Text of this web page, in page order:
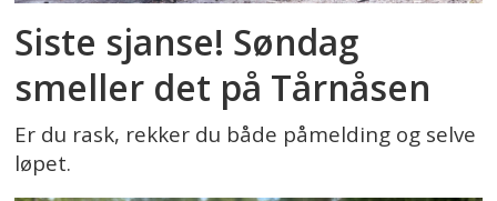
Siste sjanse! Søndag
smeller det på Tårnåsen
Er du rask, rekker du både påmelding og selve
løpet.